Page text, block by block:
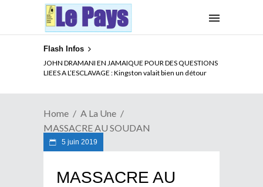
Flash Infos
JOHN DRAMANI EN JAMAIQUE POUR DES QUESTIONS
LIEES A L’ESCLAVAGE : Kingston valait bien un détour
ELECTION DE TALON A LA TETE DU SENAT BENINOIS :
Quand Patrice quitte le pouvoir sans partir !
Home
A La Une
MASSACRE AU SOUDAN
5 juin 2019
MASSACRE AU